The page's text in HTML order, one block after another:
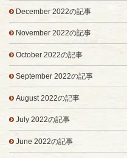
December 2022の記事
November 2022の記事
October 2022の記事
September 2022の記事
August 2022の記事
July 2022の記事
June 2022の記事